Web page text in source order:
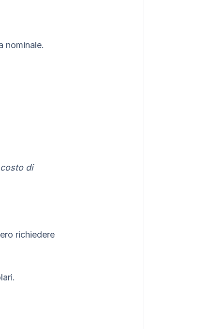
nominale.
di
richiedere